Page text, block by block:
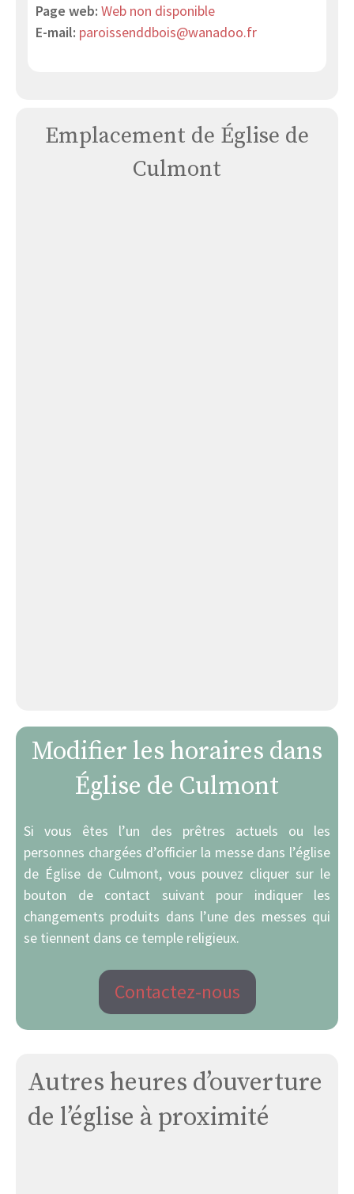
Page web: Web non disponible
E-mail: paroissenddbois@wanadoo.fr
Emplacement de Église de
Culmont
Modifier les horaires dans
Église de Culmont
Si vous êtes l’un des prêtres actuels ou les
personnes chargées d’officier la messe dans l’église
de Église de Culmont, vous pouvez cliquer sur le
bouton de contact suivant pour indiquer les
changements produits dans l’une des messes qui
se tiennent dans ce temple religieux.
Contactez-nous
Autres heures d’ouverture
de l’église à proximité